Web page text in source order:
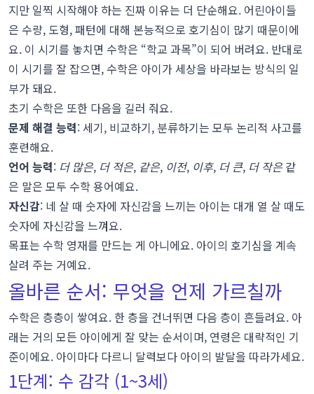
다음 단계로 넘어갈 준비가 되었는지 알 수 있는
신호
추가 도움이 필요할 때
마무리하며
지만 일찍 시작해야 하는 진짜 이유는 더 단순해요. 어린아이들
은 수량, 도형, 패턴에 대해 본능적으로 호기심이 많기 때문이에
요. 이 시기를 놓치면 수학은 “학교 과목”이 되어 버려요. 반대로
이 시기를 잘 잡으면, 수학은 아이가 세상을 바라보는 방식의 일
부가 돼요.
초기 수학은 또한 다음을 길러 줘요.
문제 해결 능력: 세기, 비교하기, 분류하기는 모두 논리적 사고를
훈련해요.
언어 능력: 더 많은, 더 적은, 같은, 이전, 이후, 더 큰, 더 작은같
은 말은 모두 수학 용어예요.
자신감: 네 살 때 숫자에 자신감을 느끼는 아이는 대개 열 살 때도
숫자에 자신감을 느껴요.
목표는 수학 영재를 만드는 게 아니에요. 아이의 호기심을 계속
살려 주는 거예요.
올바른 순서: 무엇을 언제 가르칠까
수학은 층층이 쌓여요. 한 층을 건너뛰면 다음 층이 흔들려요. 아
래는 거의 모든 아이에게 잘 맞는 순서이며, 연령은 대략적인 기
준이에요. 아이마다 다르니 달력보다 아이의 발달을 따라가세요.
1단계: 수 감각 (1~3세)